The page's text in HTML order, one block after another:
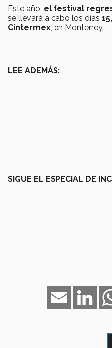
Este año, el festival
se llevará a cabo los días
Cintermex, en Monterrey.
LEE ADEMÁS:
SIGUE EL ESPECIAL DE
Email